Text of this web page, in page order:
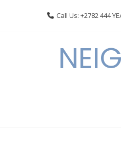
Call Us: +2782 444